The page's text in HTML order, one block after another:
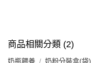
商品相關分類 (2)
奶瓶餵養 奶粉分裝盒(袋)